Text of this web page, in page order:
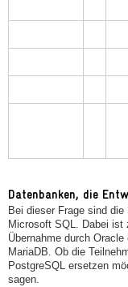
Datenbanken, die
Bei dieser Frage sind
Microsoft SQL. Dabei ist
Übernahme durch
MariaDB. Ob die
PostgreSQL ersetzen
sagen.